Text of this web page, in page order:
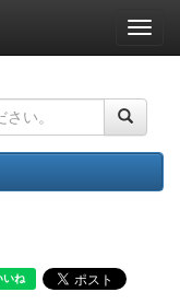
ナ
ビ
ー
ョ
ン